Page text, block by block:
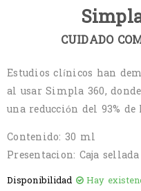
CUIDADO
Estudios clínicos han
al usar Simpla 360,
una reducción del 93% de
Contenido: 30 ml
Presentacion: Caja sellada
Disponibilidad Hay